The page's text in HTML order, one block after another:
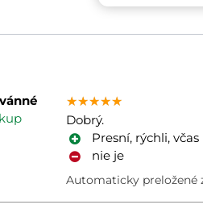
★★★★★
★★★★★
★★★★★
Dobrý.
Presní, rýchli,
nie je
Automaticky preložené